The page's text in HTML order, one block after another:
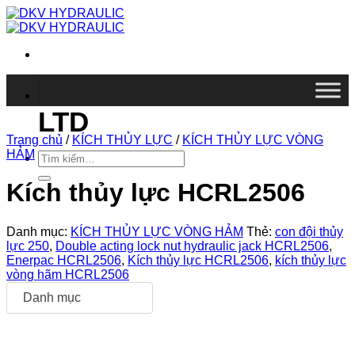
Chuyển
đến
dung
LTD
Tìm
kiếm:
Trang chủ / KÍCH THỦY LỰC / KÍCH THỦY LỰC VÒNG
HẢM
Kích thủy lực HCRL2506
Danh mục: KÍCH THỦY LỰC VÒNG HẢM Thẻ: con đội thủy
lực 250, Double acting lock nut hydraulic jack HCRL2506,
Enerpac HCRL2506, Kích thủy lực HCRL2506, kích thủy lực
vòng hãm HCRL2506
Danh mục